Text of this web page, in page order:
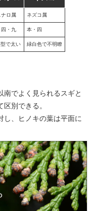
ナロ属 ネズコ属
四・九 本・四
で太い 緑白色で不明瞭
南でよく見られるスギと
別できる。
し、ヒノキの葉は平面に